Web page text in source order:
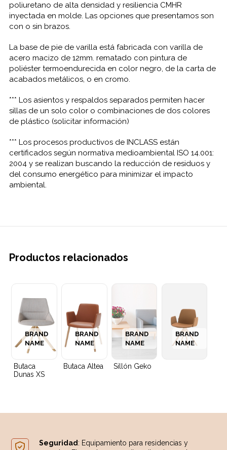
poliuretano de alta densidad y resiliencia CMHR
inyectada en molde. Las opciones que presentamos son
con o sin brazos.
La base de pie de varilla está fabricada con varilla de
acero macizo de 12mm. rematado con pintura de
poliéster termoendurecida en color negro, de la carta de
acabados metálicos, o en cromo.
*** Los asientos y respaldos separados permiten hacer
sillas de un solo color o combinaciones de dos colores
de plástico (solicitar información)
*** Los procesos productivos de INCLASS están
certificados según normativa medioambiental ISO 14.001:
2004 y se realizan buscando la reducción de residuos y
del consumo energético para minimizar el impacto
ambiental.
Productos relacionados
Butaca
Dunas XS
BRAND
NAME
Butaca Altea
BRAND
NAME
Sillón Geko
BRAND
NAME
BRAND
NAME
Seguridad : Equipamiento para residencias y